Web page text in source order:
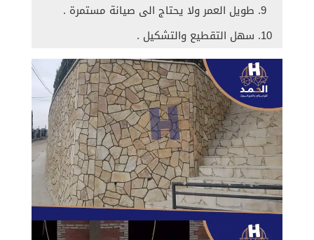
طويل العمر ولا يحتاج الى صيانة مستمرة .
سهل التقطيع والتشكيل .